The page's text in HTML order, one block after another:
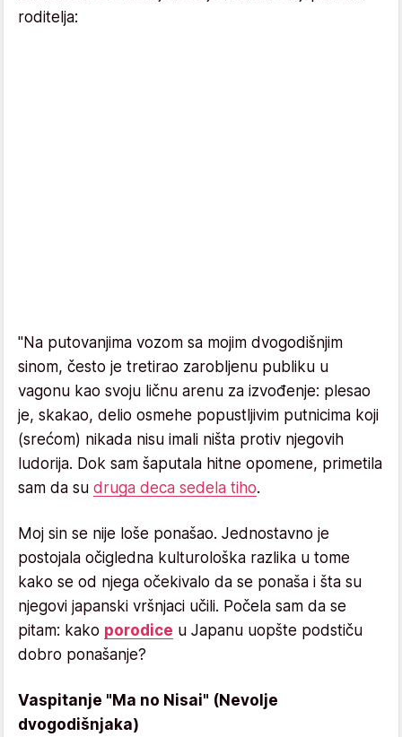
roditelja:
"Na putovanjima vozom sa mojim dvogodišnjim
sinom, često je tretirao zarobljenu publiku u
vagonu kao svoju ličnu arenu za izvođenje: plesao
je, skakao, delio osmehe popustljivim putnicima koji
(srećom) nikada nisu imali ništa protiv njegovih
ludorija. Dok sam šaputala hitne opomene, primetila
sam da su druga deca sedela tiho.
Moj sin se nije loše ponašao. Jednostavno je
postojala očigledna kulturološka razlika u tome
kako se od njega očekivalo da se ponaša i šta su
njegovi japanski vršnjaci učili. Počela sam da se
pitam: kako porodice u Japanu uopšte podstiču
dobro ponašanje?
Vaspitanje "Ma no Nisai" (Nevolje
dvogodišnjaka)